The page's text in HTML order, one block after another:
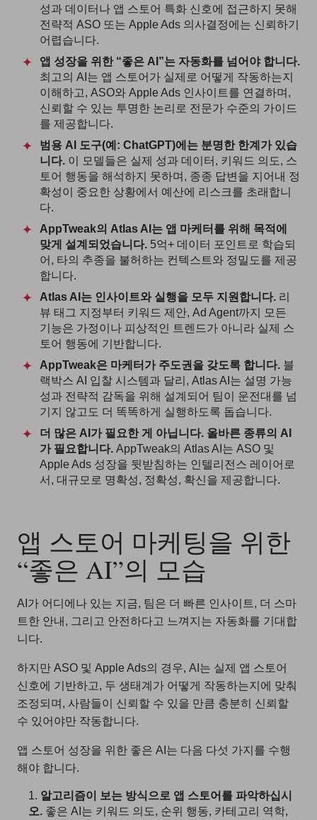
성과 데이터나 앱 스토어 특화 신호에 접근하지 못해
전략적 ASO 또는 Apple Ads 의사결정에는 신뢰하기
어렵습니다.
앱 성장을 위한 “좋은 AI”는 자동화를 넘어야 합니다.
최고의 AI는 앱 스토어가 실제로 어떻게 작동하는지
이해하고, ASO와 Apple Ads 인사이트를 연결하며,
신뢰할 수 있는 투명한 논리로 전문가 수준의 가이드
를 제공합니다.
범용 AI 도구(예: ChatGPT)에는 분명한 한계가 있습
니다. 이 모델들은 실제 성과 데이터, 키워드 의도, 스
토어 행동을 해석하지 못하며, 종종 답변을 지어내 정
확성이 중요한 상황에서 예산에 리스크를 초래합니
다.
AppTweak의 Atlas AI는 앱 마케터를 위해 목적에
맞게 설계되었습니다. 5억+ 데이터 포인트로 학습되
어, 타의 추종을 불허하는 컨텍스트와 정밀도를 제공
합니다.
Atlas AI는 인사이트와 실행을 모두 지원합니다. 리
뷰 태그 지정부터 키워드 제안, Ad Agent까지 모든
기능은 가정이나 피상적인 트렌드가 아니라 실제 스
토어 행동에 기반합니다.
AppTweak은 마케터가 주도권을 갖도록 합니다. 블
랙박스 AI 입찰 시스템과 달리, Atlas AI는 설명 가능
성과 전략적 감독을 위해 설계되어 팀이 운전대를 넘
기지 않고도 더 똑똑하게 실행하도록 돕습니다.
더 많은 AI가 필요한 게 아닙니다. 올바른 종류의 AI
가 필요합니다. AppTweak의 Atlas AI는 ASO 및
Apple Ads 성장을 뒷받침하는 인텔리전스 레이어로
서, 대규모로 명확성, 정확성, 확신을 제공합니다.
앱 스토어 마케팅을 위한
“좋은 AI”의 모습
AI가 어디에나 있는 지금, 팀은 더 빠른 인사이트, 더 스마
트한 안내, 그리고 안전하다고 느껴지는 자동화를 기대합
니다.
하지만 ASO 및 Apple Ads의 경우, AI는 실제 앱 스토어
신호에 기반하고, 두 생태계가 어떻게 작동하는지에 맞춰
조정되며, 사람들이 신뢰할 수 있을 만큼 충분히 신뢰할
수 있어야만 작동합니다.
앱 스토어 성장을 위한 좋은 AI는 다음 다섯 가지를 수행
해야 합니다.
알고리즘이 보는 방식으로 앱 스토어를 파악하십시
오. 좋은 AI는 키워드 의도, 순위 행동, 카테고리 역학,